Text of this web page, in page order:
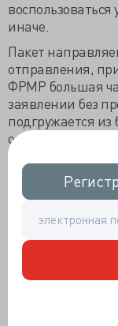
иначе.
Пакет
отправления,
ФРМР большая
заявлении без
подгружается
отправке по
доктор получил
или годом
акта о
На передачу
подкомиссию
рабочих дней»,
затянуться как
удастся